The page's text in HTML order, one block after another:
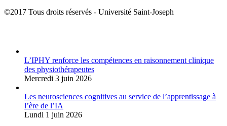
©2017 Tous droits réservés - Université Saint-Joseph
L’IPHY renforce les compétences en raisonnement clinique
des physiothérapeutes
Mercredi 3 juin 2026
Les neurosciences cognitives au service de l’apprentissage à
l’ère de l’IA
Lundi 1 juin 2026